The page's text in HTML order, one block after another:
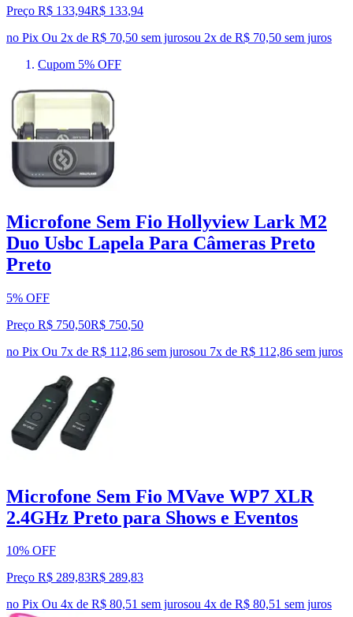
Preço R$ 133,94R$ 133,94
no Pix Ou 2x de R$ 70,50 sem jurosou 2x de R$ 70,50 sem juros
Cupom 5% OFF
Microfone Sem Fio Hollyview Lark M2
Duo Usbc Lapela Para Câmeras Preto
Preto
5% OFF
Preço R$ 750,50R$ 750,50
no Pix Ou 7x de R$ 112,86 sem jurosou 7x de R$ 112,86 sem juros
Microfone Sem Fio MVave WP7 XLR
2.4GHz Preto para Shows e Eventos
10% OFF
Preço R$ 289,83R$ 289,83
no Pix Ou 4x de R$ 80,51 sem jurosou 4x de R$ 80,51 sem juros